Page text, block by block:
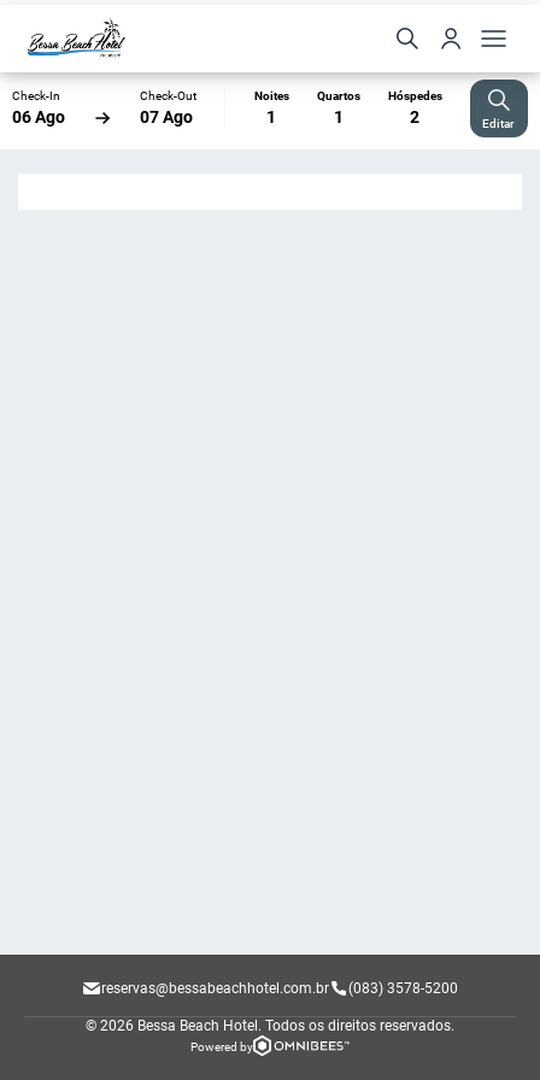
Check-In
06 Ago
Check-Out
07 Ago
Noites
1
Quartos
1
Hóspedes
2 Editar
reservas@bessabeachhotel.com.br (083) 3578-5200
© 2026 Bessa Beach Hotel. Todos os direitos reservados.
Powered by